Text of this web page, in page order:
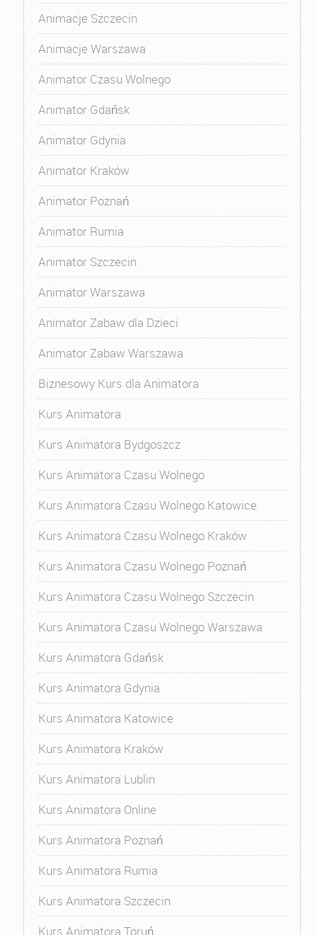
Animacje Szczecin
Animacje Warszawa
Animator Czasu Wolnego
Animator Gdańsk
Animator Gdynia
Animator Kraków
Animator Poznań
Animator Rumia
Animator Szczecin
Animator Warszawa
Animator Zabaw dla Dzieci
Animator Zabaw Warszawa
Biznesowy Kurs dla Animatora
Kurs Animatora
Kurs Animatora Bydgoszcz
Kurs Animatora Czasu Wolnego
Kurs Animatora Czasu Wolnego Katowice
Kurs Animatora Czasu Wolnego Kraków
Kurs Animatora Czasu Wolnego Poznań
Kurs Animatora Czasu Wolnego Szczecin
Kurs Animatora Czasu Wolnego Warszawa
Kurs Animatora Gdańsk
Kurs Animatora Gdynia
Kurs Animatora Katowice
Kurs Animatora Kraków
Kurs Animatora Lublin
Kurs Animatora Online
Kurs Animatora Poznań
Kurs Animatora Rumia
Kurs Animatora Szczecin
Kurs Animatora Toruń